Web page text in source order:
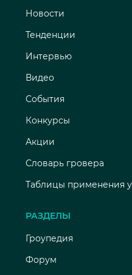
Новости
Тенденции
Интервью
Видео
События
Конкурсы
Акции
Словарь гровера
Таблицы применения
РАЗДЕЛЫ
Гроупедия
Форум